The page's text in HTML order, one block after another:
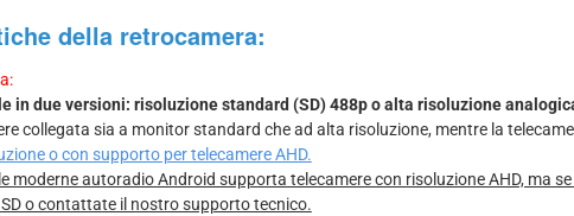
della retrocamera:
in due versioni: risoluzione standard (SD) 488p o alta risoluzione
collegata sia a monitor standard che ad alta risoluzione, mentre la
o con supporto per telecamere AHD.
moderne autoradio Android supporta telecamere con risoluzione AHD, ma
o contattate il nostro supporto tecnico.